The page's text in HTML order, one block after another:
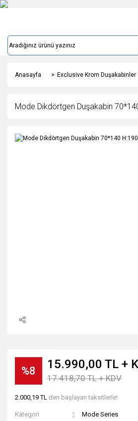
Anasayfa Exclusive Krom Duşakabinler
Mode Dikdörtgen Duşakabin
%8 15.990,00 TL +
17.418,70 TL + KDV
2.000,19 TL den başlayan taksitlerle!
Kategori
Mode Series